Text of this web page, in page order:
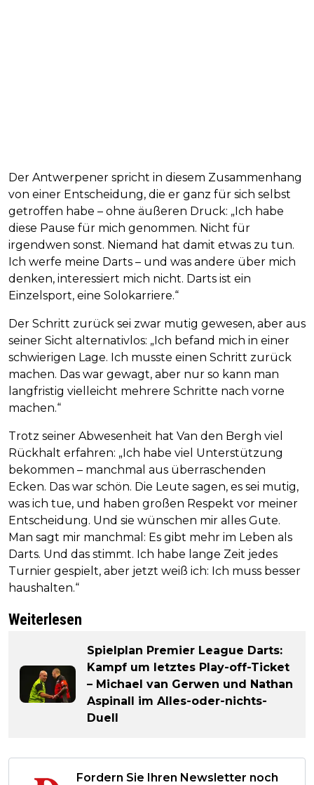
Der Antwerpener spricht in diesem Zusammenhang
von einer Entscheidung, die er ganz für sich selbst
getroffen habe – ohne äußeren Druck: „Ich habe
diese Pause für mich genommen. Nicht für
irgendwen sonst. Niemand hat damit etwas zu tun.
Ich werfe meine Darts – und was andere über mich
denken, interessiert mich nicht. Darts ist ein
Einzelsport, eine Solokarriere.“
Der Schritt zurück sei zwar mutig gewesen, aber aus
seiner Sicht alternativlos: „Ich befand mich in einer
schwierigen Lage. Ich musste einen Schritt zurück
machen. Das war gewagt, aber nur so kann man
langfristig vielleicht mehrere Schritte nach vorne
machen.“
Trotz seiner Abwesenheit hat Van den Bergh viel
Rückhalt erfahren: „Ich habe viel Unterstützung
bekommen – manchmal aus überraschenden
Ecken. Das war schön. Die Leute sagen, es sei mutig,
was ich tue, und haben großen Respekt vor meiner
Entscheidung. Und sie wünschen mir alles Gute.
Man sagt mir manchmal: Es gibt mehr im Leben als
Darts. Und das stimmt. Ich habe lange Zeit jedes
Turnier gespielt, aber jetzt weiß ich: Ich muss besser
haushalten.“
Weiterlesen
Spielplan Premier League Darts:
Kampf um letztes Play-off-Ticket
– Michael van Gerwen und Nathan
Aspinall im Alles-oder-nichts-
Duell
Fordern Sie Ihren Newsletter noch